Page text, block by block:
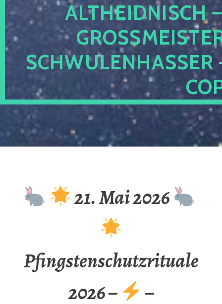
ALTHEIDNISCH
CHWULENHASSER
21. Mai 2026
Pfingstenschutzrituale
2026 –
–